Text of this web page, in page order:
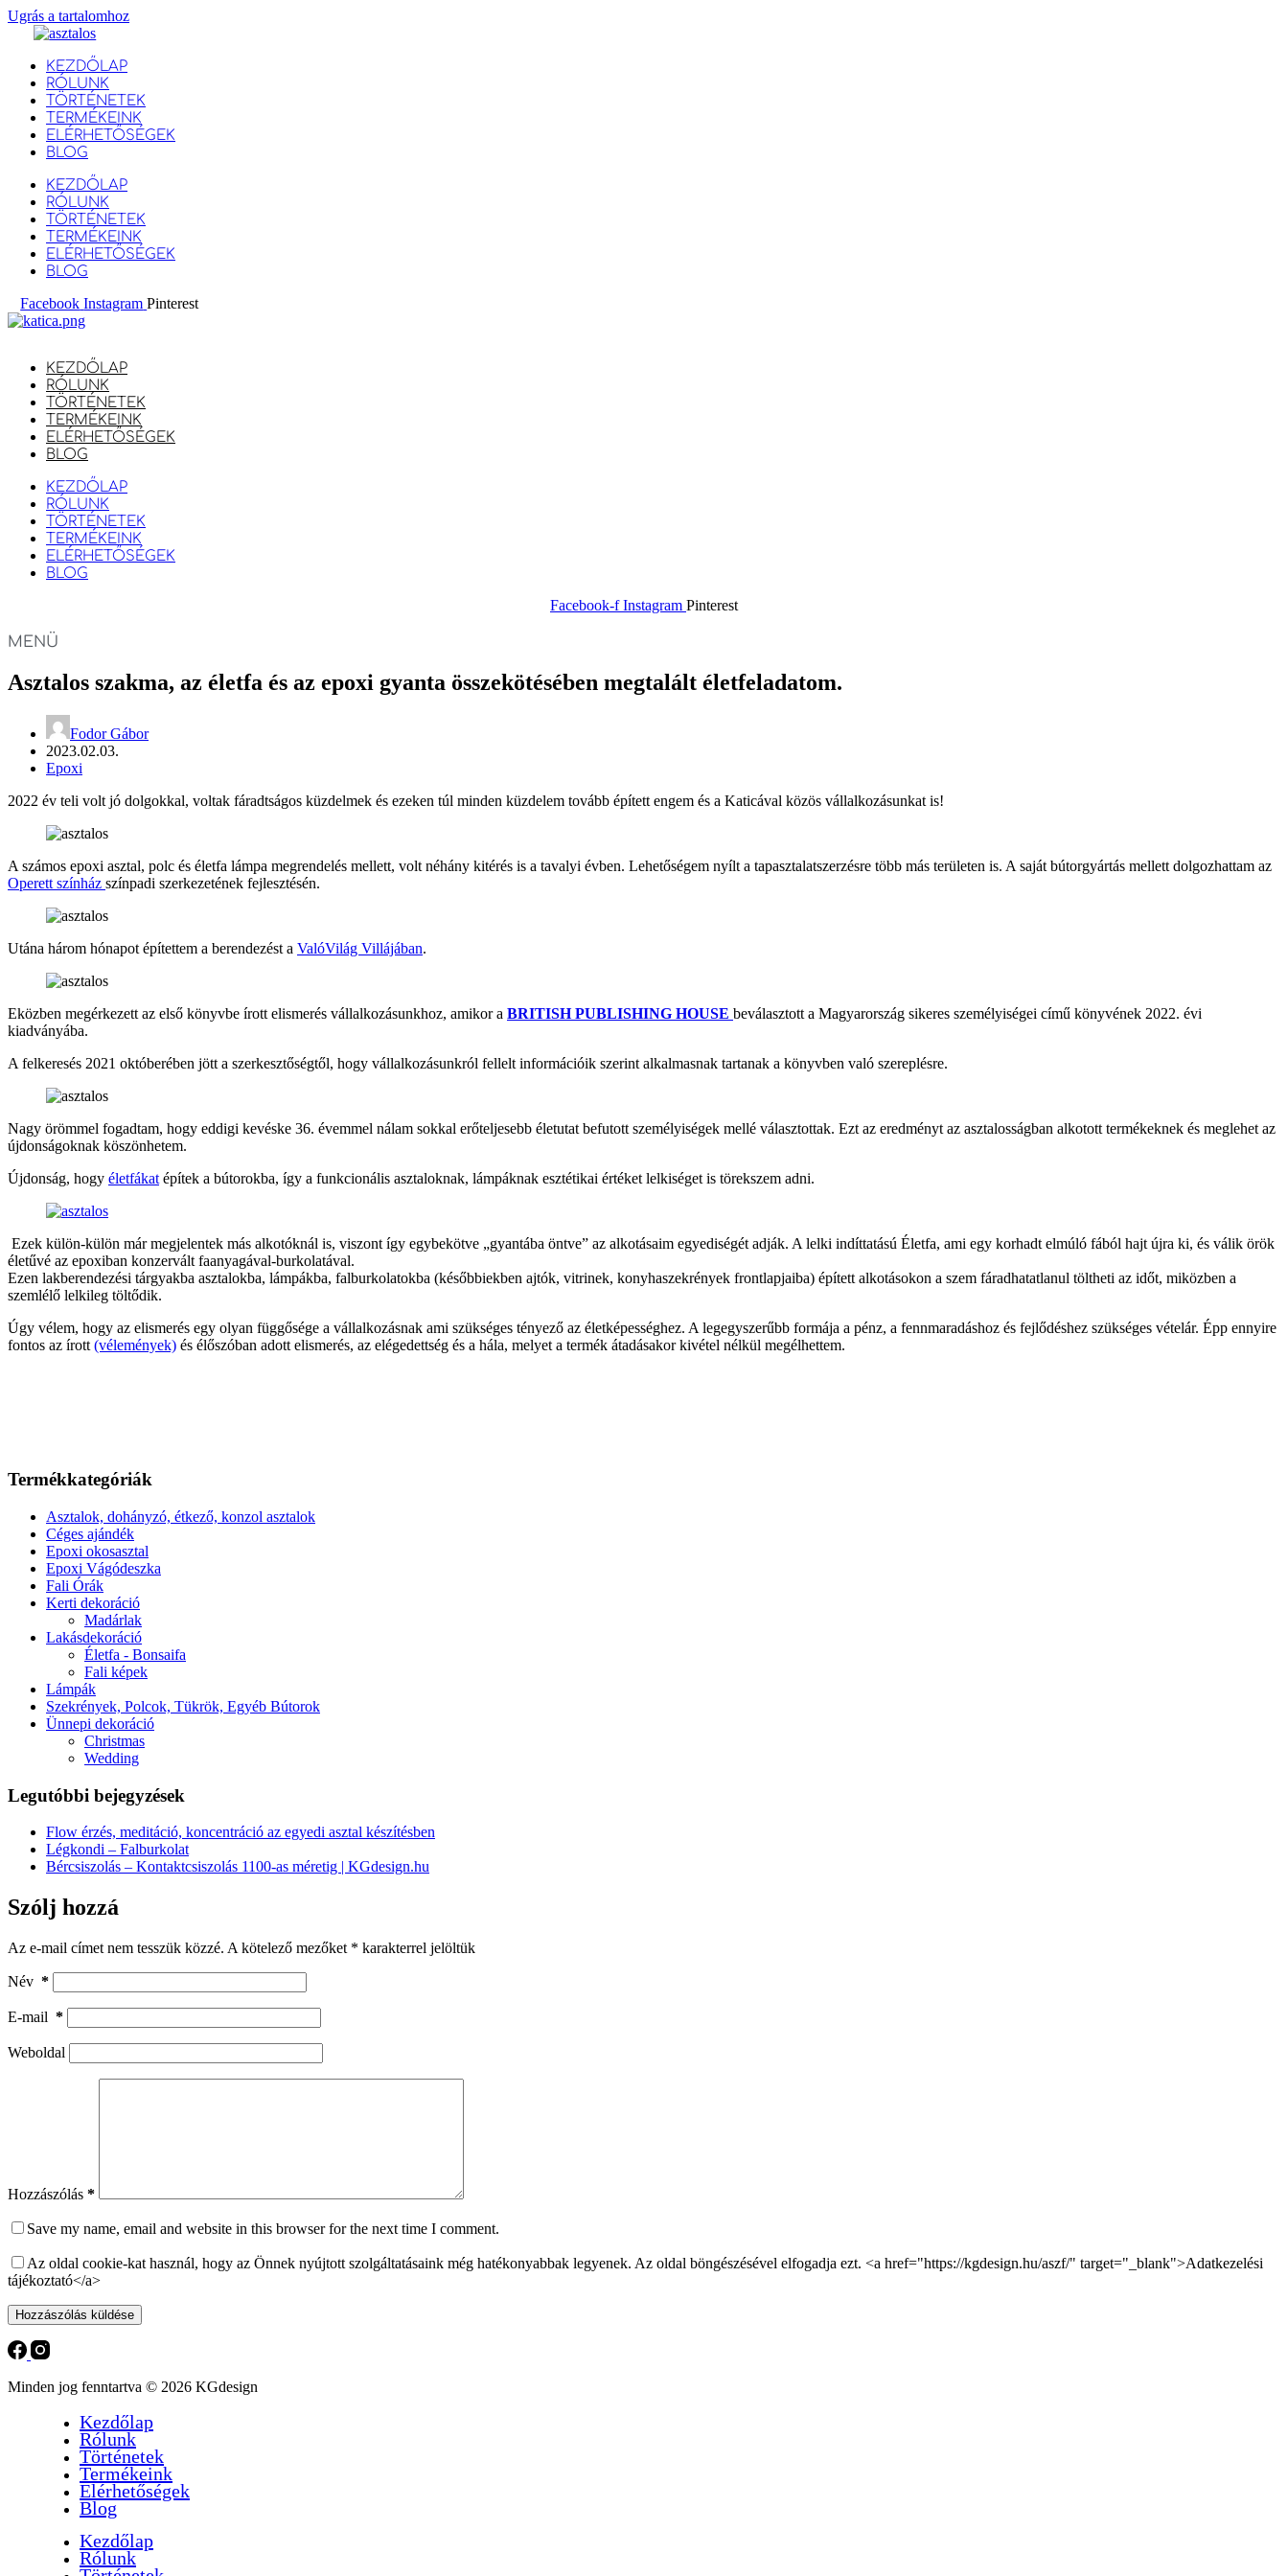
Ugrás a tartalomhoz
KEZDŐLAP
RÓLUNK
TÖRTÉNETEK
TERMÉKEINK
ELÉRHETŐSÉGEK
BLOG
KEZDŐLAP
RÓLUNK
TÖRTÉNETEK
TERMÉKEINK
ELÉRHETŐSÉGEK
BLOG
Facebook Instagram Pinterest
KEZDŐLAP
RÓLUNK
TÖRTÉNETEK
TERMÉKEINK
ELÉRHETŐSÉGEK
BLOG
KEZDŐLAP
RÓLUNK
TÖRTÉNETEK
TERMÉKEINK
ELÉRHETŐSÉGEK
BLOG
Facebook-f Instagram Pinterest
MENÜ
Asztalos szakma, az életfa és az epoxi gyanta összekötésében megtalált életfeladatom.
Fodor Gábor
2023.02.03.
Epoxi
2022 év teli volt jó dolgokkal, voltak fáradtságos küzdelmek és ezeken túl minden küzdelem tovább épített engem és a Katicával közös vállalkozásunkat is!
A számos epoxi asztal, polc és életfa lámpa megrendelés mellett, volt néhány kitérés is a tavalyi évben. Lehetőségem nyílt a tapasztalatszerzésre több más területen is. A saját bútorgyártás mellett dolgozhattam az
Operett színház színpadi szerkezetének fejlesztésén.
Utána három hónapot építettem a berendezést a ValóVilág Villájában.
Eközben megérkezett az első könyvbe írott elismerés vállalkozásunkhoz, amikor a BRITISH PUBLISHING HOUSE beválasztott a Magyarország sikeres személyiségei című könyvének 2022. évi
kiadványába.
A felkeresés 2021 októberében jött a szerkesztőségtől, hogy vállalkozásunkról fellelt információik szerint alkalmasnak tartanak a könyvben való szereplésre.
Nagy örömmel fogadtam, hogy eddigi kevéske 36. évemmel nálam sokkal erőteljesebb életutat befutott személyiségek mellé választottak. Ezt az eredményt az asztalosságban alkotott termékeknek és meglehet az
újdonságoknak köszönhetem.
Újdonság, hogy életfákat építek a bútorokba, így a funkcionális asztaloknak, lámpáknak esztétikai értéket lelkiséget is törekszem adni.
Ezek külön-külön már megjelentek más alkotóknál is, viszont így egybekötve „gyantába öntve” az alkotásaim egyediségét adják. A lelki indíttatású Életfa, ami egy korhadt elmúló fából hajt újra ki, és válik örök
életűvé az epoxiban konzervált faanyagával-burkolatával.
Ezen lakberendezési tárgyakba asztalokba, lámpákba, falburkolatokba (későbbiekben ajtók, vitrinek, konyhaszekrények frontlapjaiba) épített alkotásokon a szem fáradhatatlanul töltheti az időt, miközben a
szemlélő lelkileg töltődik.
Úgy vélem, hogy az elismerés egy olyan függősége a vállalkozásnak ami szükséges tényező az életképességhez. A legegyszerűbb formája a pénz, a fennmaradáshoz és fejlődéshez szükséges vételár. Épp ennyire
fontos az írott (vélemények) és élőszóban adott elismerés, az elégedettség és a hála, melyet a termék átadásakor kivétel nélkül megélhettem.
Termékkategóriák
Asztalok, dohányzó, étkező, konzol asztalok
Céges ajándék
Epoxi okosasztal
Epoxi Vágódeszka
Fali Órák
Kerti dekoráció
Madárlak
Lakásdekoráció
Életfa - Bonsaifa
Fali képek
Lámpák
Szekrények, Polcok, Tükrök, Egyéb Bútorok
Ünnepi dekoráció
Christmas
Wedding
Legutóbbi bejegyzések
Flow érzés, meditáció, koncentráció az egyedi asztal készítésben
Légkondi – Falburkolat
Bércsiszolás – Kontaktcsiszolás 1100-as méretig | KGdesign.hu
Szólj hozzá
Az e-mail címet nem tesszük közzé. A kötelező mezőket * karakterrel jelöltük
Név *
E-mail *
Weboldal
Hozzászólás *
Save my name, email and website in this browser for the next time I comment.
Az oldal cookie-kat használ, hogy az Önnek nyújtott szolgáltatásaink még hatékonyabbak legyenek. Az oldal böngészésével elfogadja ezt. <a href="https://kgdesign.hu/aszf/" target="_blank">Adatkezelési
tájékoztató</a>
Hozzászólás küldése
Minden jog fenntartva © 2026 KGdesign
Kezdőlap
Rólunk
Történetek
Termékeink
Elérhetőségek
Blog
Kezdőlap
Rólunk